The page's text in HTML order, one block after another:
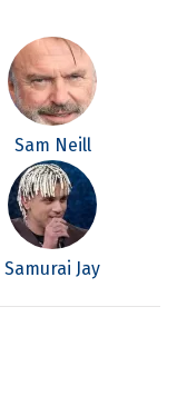
Sam Neill
Samurai Jay